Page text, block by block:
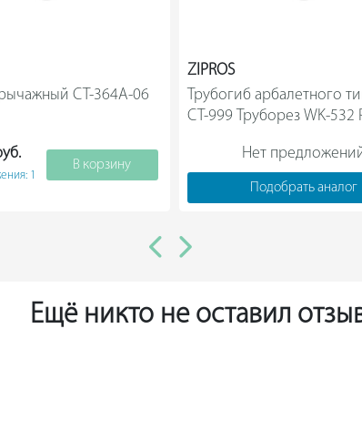
CT-364А-06
1
В корзину
ZIPROS
Трубогиб арбалетного
CT-999 Труборез WK-
Нет
Подобрать аналог
Ещё никто не оставил